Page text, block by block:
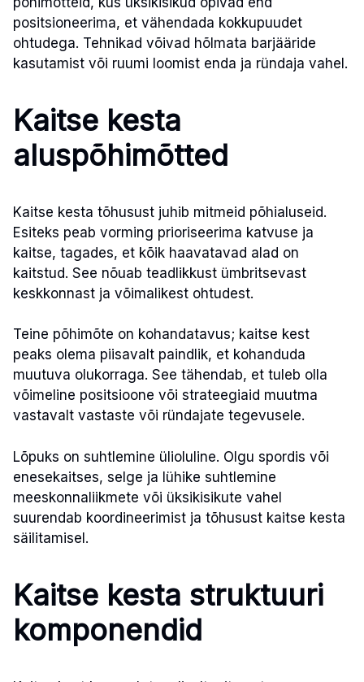
positsioneerima, et vähendada kokkupuudet
ohtudega. Tehnikad võivad hõlmata barjääride
kasutamist või ruumi loomist enda ja ründaja vahel.
Kaitse kesta
aluspõhimõtted
Kaitse kesta tõhusust juhib mitmeid põhialuseid.
Esiteks peab vorming prioriseerima katvuse ja
kaitse, tagades, et kõik haavatavad alad on
kaitstud. See nõuab teadlikkust ümbritsevast
keskkonnast ja võimalikest ohtudest.
Teine põhimõte on kohandatavus; kaitse kest
peaks olema piisavalt paindlik, et kohanduda
muutuva olukorraga. See tähendab, et tuleb olla
võimeline positsioone või strateegiaid muutma
vastavalt vastaste või ründajate tegevusele.
Lõpuks on suhtlemine ülioluline. Olgu spordis või
enesekaitses, selge ja lühike suhtlemine
meeskonnaliikmete või üksikisikute vahel
suurendab koordineerimist ja tõhusust kaitse kesta
säilitamisel.
Kaitse kesta struktuuri
komponendid